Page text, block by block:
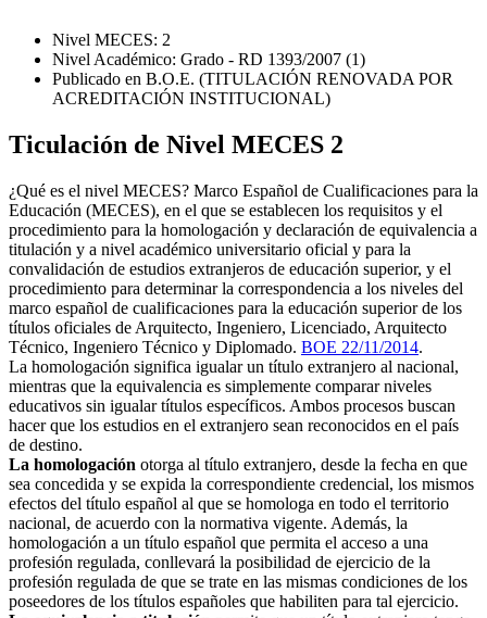
Nivel MECES: 2
Nivel Académico: Grado - RD 1393/2007 (1)
Publicado en B.O.E. (TITULACIÓN RENOVADA POR
ACREDITACIÓN INSTITUCIONAL)
Ticulación de Nivel MECES 2
¿Qué es el nivel MECES? Marco Español de Cualificaciones para la
Educación (MECES), en el que se establecen los requisitos y el
procedimiento para la homologación y declaración de equivalencia a
titulación y a nivel académico universitario oficial y para la
convalidación de estudios extranjeros de educación superior, y el
procedimiento para determinar la correspondencia a los niveles del
marco español de cualificaciones para la educación superior de los
títulos oficiales de Arquitecto, Ingeniero, Licenciado, Arquitecto
Técnico, Ingeniero Técnico y Diplomado. BOE 22/11/2014.
La homologación significa igualar un título extranjero al nacional,
mientras que la equivalencia es simplemente comparar niveles
educativos sin igualar títulos específicos. Ambos procesos buscan
hacer que los estudios en el extranjero sean reconocidos en el país
de destino.
La homologación otorga al título extranjero, desde la fecha en que
sea concedida y se expida la correspondiente credencial, los mismos
efectos del título español al que se homologa en todo el territorio
nacional, de acuerdo con la normativa vigente. Además, la
homologación a un título español que permita el acceso a una
profesión regulada, conllevará la posibilidad de ejercicio de la
profesión regulada de que se trate en las mismas condiciones de los
poseedores de los títulos españoles que habiliten para tal ejercicio.